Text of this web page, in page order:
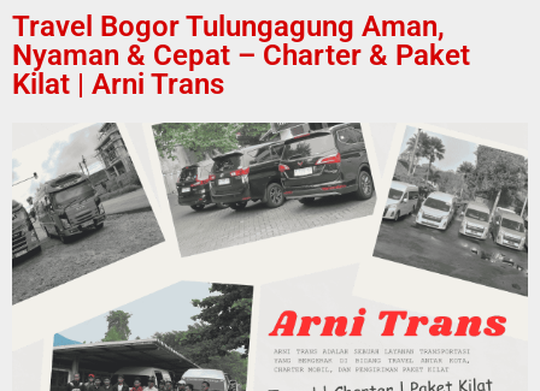
Travel Bogor Tulungagung Aman,
Nyaman & Cepat – Charter & Paket
Kilat | Arni Trans